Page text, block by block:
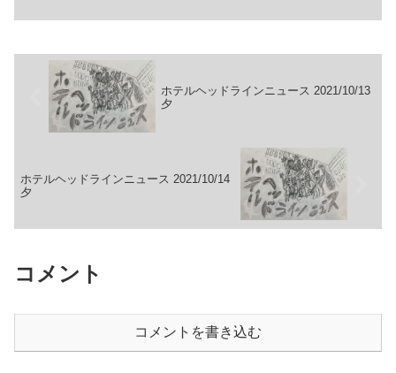
ホテルヘッドラインニュース 2021/10/13
夕
ホテルヘッドラインニュース 2021/10/14
夕
コメント
コメントを書き込む